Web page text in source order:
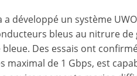
a développé un système
bleus au nitrure
Des essais ont
maximal de 1 Gbps, est